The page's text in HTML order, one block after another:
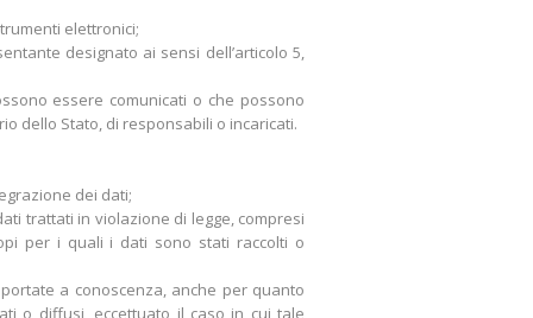
elettronici;
designato ai sensi dell’articolo 5,
essere comunicati o che possono
dello Stato, di responsabili o incaricati.
dei dati;
trattati in violazione di legge, compresi
per i quali i dati sono stati raccolti o
a conoscenza, anche per quanto
o diffusi, eccettuato il caso in cui tale